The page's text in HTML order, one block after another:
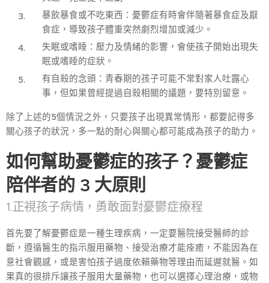
暴飲暴食或不吃東西：憂鬱症有時會伴隨著暴食症及厭
食症，導致孩子體重突然劇烈增加或減少。
失眠或嗜睡：壓力及情緒的影響，會使孩子開始出現失
眠或嗜睡的症狀。
有自殺的念頭：青春期的孩子可能不常對家人吐露心
事，但如果曾經提過自殺相關的議題，要特別留意。
除了上述的5個情況之外，只要孩子出現異常情形，都要記得多
關心孩子的狀況，多一點的耐心與關心都可能成為孩子的助力。
如何幫助憂鬱症的孩子？憂鬱症
陪伴者的 3 大原則
1.正視孩子病情，勇敢面對憂鬱症療程
首先要了解憂鬱症是一種生理疾病，一定要醫院接受醫師的診
斷，遵循醫生的指示服用藥物、接受治療才能痊癒，不能因為在
意社會觀感，或是害怕孩子過度依賴藥物等理由而延遲就醫。如
果真的很排斥讓孩子服用大量藥物，也可以選擇心理治療，或物